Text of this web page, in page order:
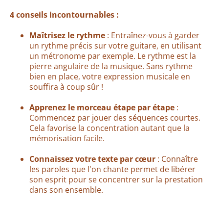
4 conseils incontournables :
Maîtrisez le rythme : Entraînez-vous à garder
un rythme précis sur votre guitare, en utilisant
un métronome par exemple. Le rythme est la
pierre angulaire de la musique. Sans rythme
bien en place, votre expression musicale en
souffira à coup sûr !
Apprenez le morceau étape par étape :
Commencez par jouer des séquences courtes.
Cela favorise la concentration autant que la
mémorisation facile.
Connaissez votre texte par cœur : Connaître
les paroles que l'on chante permet de libérer
son esprit pour se concentrer sur la prestation
dans son ensemble.